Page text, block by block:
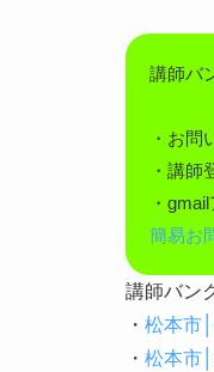
講師バ
・お問
・講師
・
簡易お
講師バン
・松本市
・松本市